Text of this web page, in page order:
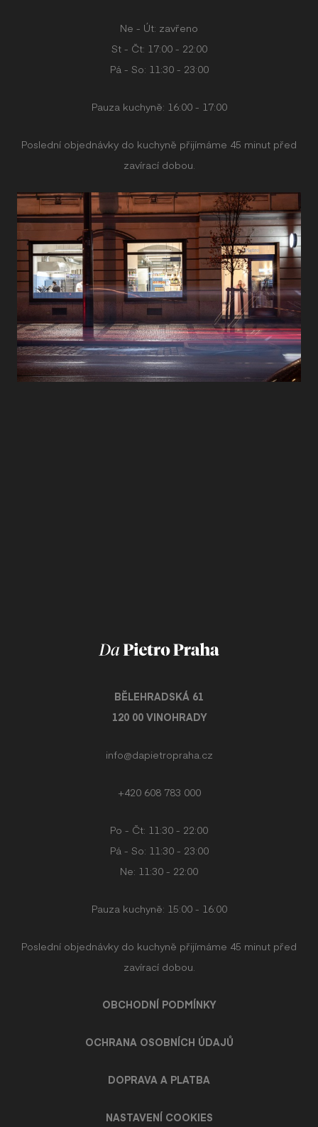
Ne - Út: zavřeno
St - Čt: 17:00 - 22:00
Pá - So: 11:30 - 23:00
Pauza kuchyně: 16:00 - 17:00
Poslední objednávky do kuchyně přijímáme 45 minut před
zavírací dobou.
BĚLEHRADSKÁ 61
120 00 VINOHRADY
info@dapietropraha.cz
+420 608 783 000
Po - Čt: 11:30 - 22:00
Pá - So: 11:30 - 23:00
Ne: 11:30 - 22:00
Pauza kuchyně: 15:00 - 16:00
Poslední objednávky do kuchyně přijímáme 45 minut před
zavírací dobou.
OBCHODNÍ PODMÍNKY
OCHRANA OSOBNÍCH ÚDAJŮ
DOPRAVA A PLATBA
NASTAVENÍ COOKIES